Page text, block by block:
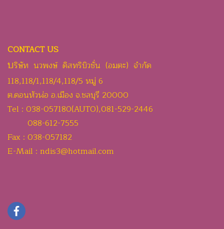
CONTACT US
บริษัท นวพงษ์ ดิสทริบิวชั่น (อมตะ) จำกัด
118,118/1,118/4,118/5 หมู่ 6
ต.ดอนหัวฬ่อ อ.เมือง จ.ชลบุรี 20000
Tel : 038-057180(AUTO),081-529-2446
088-612-7555
Fax : 038-057182
E-Mail : ndis3@hotmail.com